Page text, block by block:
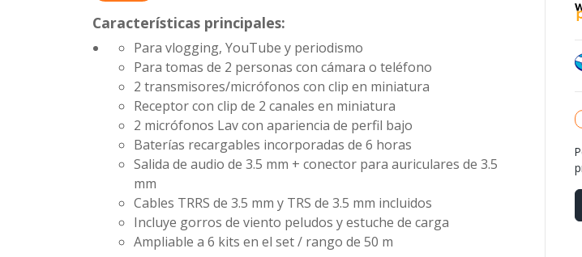
Características principales:
Para vlogging, YouTube y periodismo
Para tomas de 2 personas con cámara o teléfono
2 transmisores/micrófonos con clip en miniatura
Receptor con clip de 2 canales en miniatura
2 micrófonos Lav con apariencia de perfil bajo
Baterías recargables incorporadas de 6 horas
Salida de audio de 3.5 mm + conector para auriculares de 3.5
mm
Cables TRRS de 3.5 mm y TRS de 3.5 mm incluidos
Incluye gorros de viento peludos y estuche de carga
Ampliable a 6 kits en el set / rango de 50 m